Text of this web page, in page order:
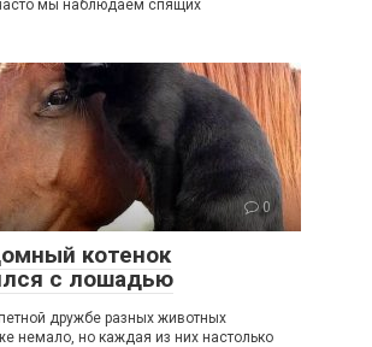
мы наблюдаем спящих
0
котенок
с лошадью
дружбе разных животных
немало, но каждая из них настолько